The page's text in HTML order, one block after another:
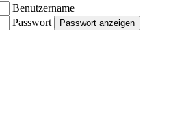
Benutzername
Passwort
Passwort anzeigen